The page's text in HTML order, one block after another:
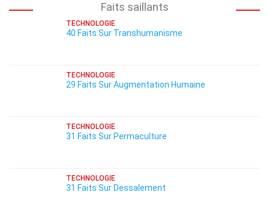
Faits saillants
TECHNOLOGIE
40 Faits Sur Transhumanisme
TECHNOLOGIE
29 Faits Sur Augmentation Humaine
TECHNOLOGIE
31 Faits Sur Permaculture
TECHNOLOGIE
31 Faits Sur Dessalement